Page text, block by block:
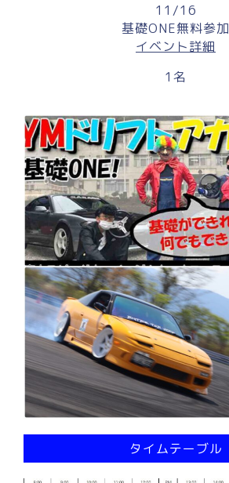
11/16
基礎ONE無料参加
イベント詳細
1名
タイムテーブル